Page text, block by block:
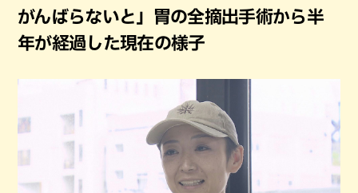
がんばらないと」胃の全摘出手術から半
年が経過した現在の様子